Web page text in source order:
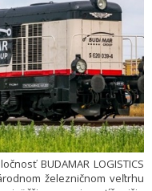
BUDAMAR LOGISTICS
železničnom veľtrhu